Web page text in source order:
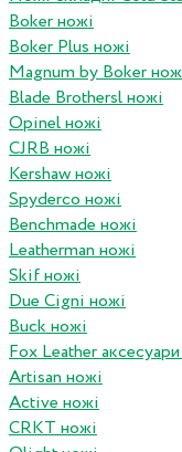
Boker ножі
Boker Plus ножі
Magnum by Boker
Blade Brothersl ножі
Opinel ножі
CJRB ножі
Kershaw ножі
Spyderco ножі
Benchmade ножі
Leatherman ножі
Skif ножі
Due Cigni ножі
Buck ножі
Fox Leather
Artisan ножі
Active ножі
CRKT ножі